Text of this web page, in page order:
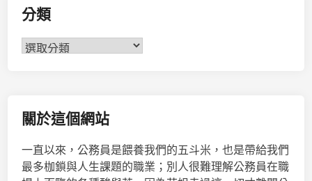
分類
分
關於這個網站
一直以來，公務員是餵養我們的五斗米，也是帶給我們
最多枷鎖與人生課題的職業；別人很難理解公務員在職